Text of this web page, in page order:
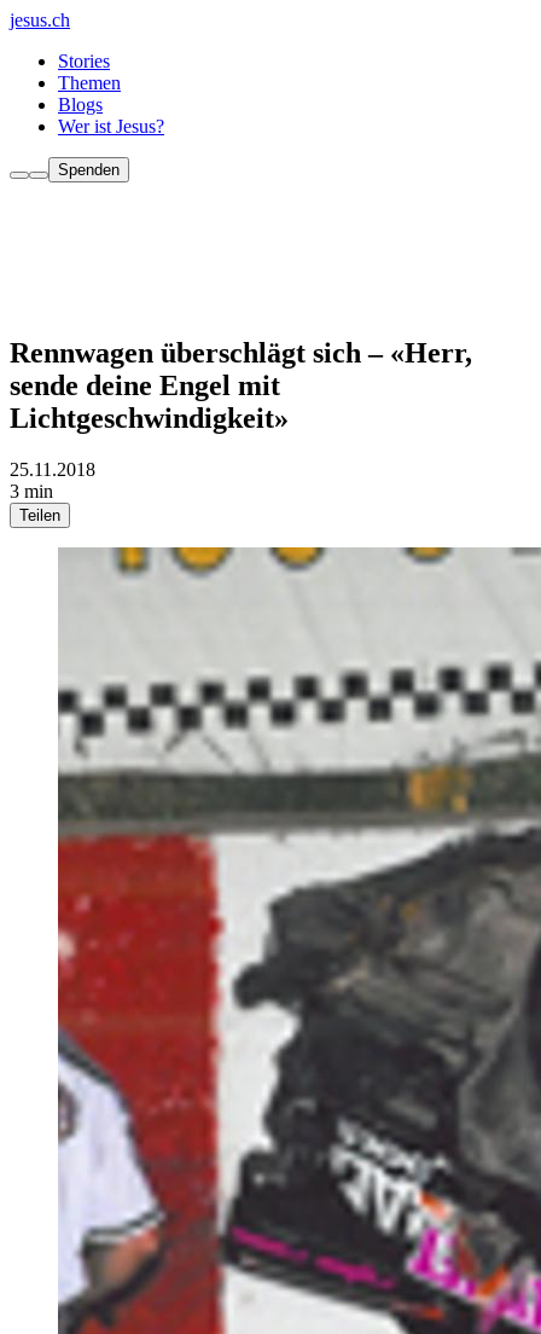
jesus.ch
Stories
Themen
Blogs
Wer ist Jesus?
Spenden
Rennwagen überschlägt sich – «Herr,
sende deine Engel mit
Lichtgeschwindigkeit»
25.11.2018
3 min
Teilen